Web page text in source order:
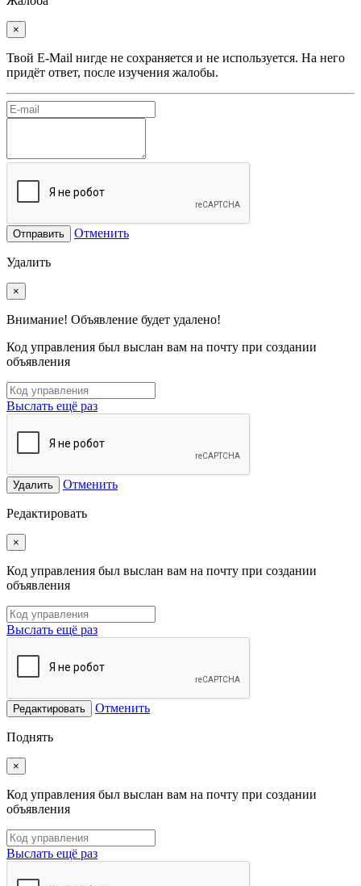
×
Твой E-Mail нигде не сохраняется и не используется. На него
придёт ответ, после изучения жалобы.
Отправить Отменить
Удалить
×
Внимание! Объявление будет удалено!
Код управления был выслан вам на почту при создании
объявления
Выслать ещё раз
Удалить Отменить
Редактировать
×
Код управления был выслан вам на почту при создании
объявления
Выслать ещё раз
Редактировать Отменить
Поднять
×
Код управления был выслан вам на почту при создании
объявления
Выслать ещё раз